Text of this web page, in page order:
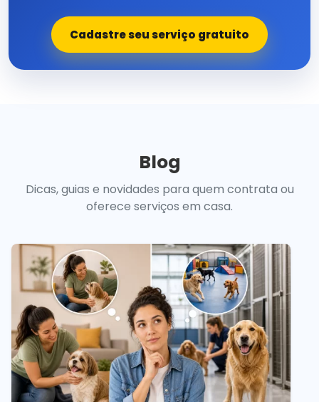
Cadastre seu serviço gratuito
Blog
Dicas, guias e novidades para quem contrata ou
oferece serviços em casa.